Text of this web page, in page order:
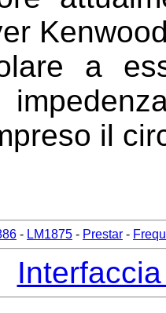
a
il
- LM1875 - Prestar -